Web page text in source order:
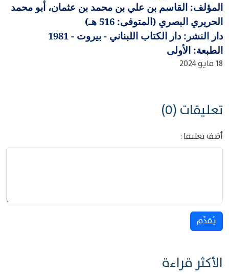
المؤلف: القاسم بن علي بن محمد بن عثمان، أبو محمد
الحريري البصري (المتوفى: 516 هـ)
دار النشر: دار الكتاب اللبناني - بيروت - 1981
الطبعة: الأولى
18 مايو 2024
تعليقات (0)
أضف تعليقا :
يُقدِّم
الأكثر قراءة